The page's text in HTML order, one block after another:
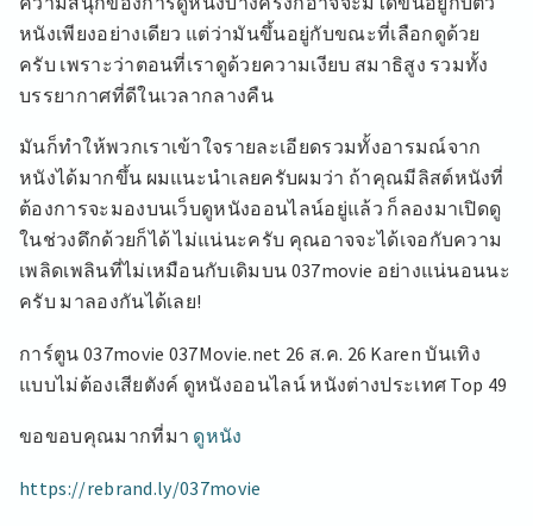
หนังเพียงอย่างเดียว แต่ว่ามันขึ้นอยู่กับขณะที่เลือกดูด้วย
ครับ เพราะว่าตอนที่เราดูด้วยความเงียบ สมาธิสูง รวมทั้ง
บรรยากาศที่ดีในเวลากลางคืน
มันก็ทำให้พวกเราเข้าใจรายละเอียดรวมทั้งอารมณ์จาก
หนังได้มากขึ้น ผมแนะนำเลยครับผมว่า ถ้าคุณมีลิสต์หนังที่
ต้องการจะมองบนเว็บดูหนังออนไลน์อยู่แล้ว ก็ลองมาเปิดดู
ในช่วงดึกด้วยก็ได้ ไม่แน่นะครับ คุณอาจจะได้เจอกับความ
เพลิดเพลินที่ไม่เหมือนกับเดิมบน 037movie อย่างแน่นอนนะ
ครับ มาลองกันได้เลย!
การ์ตูน 037movie 037Movie.net 26 ส.ค. 26 Karen บันเทิง
แบบไม่ต้องเสียตังค์ ดูหนังออนไลน์ หนังต่างประเทศ Top 49
ขอขอบคุณมากที่มา ดูหนัง
https://rebrand.ly/037movie